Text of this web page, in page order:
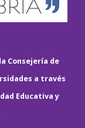
Consejería de
a través
Educativa y